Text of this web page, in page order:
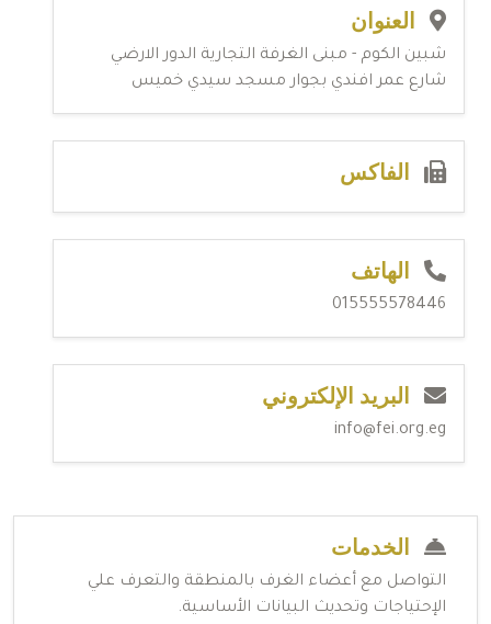
العنوان
شبين الكوم - مبنى الغرفة التجارية الدور الارضي
شارع عمر افندي بجوار مسجد سيدي خميس
الفاكس
الهاتف
015555578446
البريد الإلكتروني
info@fei.org.eg
الخدمات
التواصل مع أعضاء الغرف بالمنطقة والتعرف علي
الإحتياجات وتحديث البيانات الأساسية.